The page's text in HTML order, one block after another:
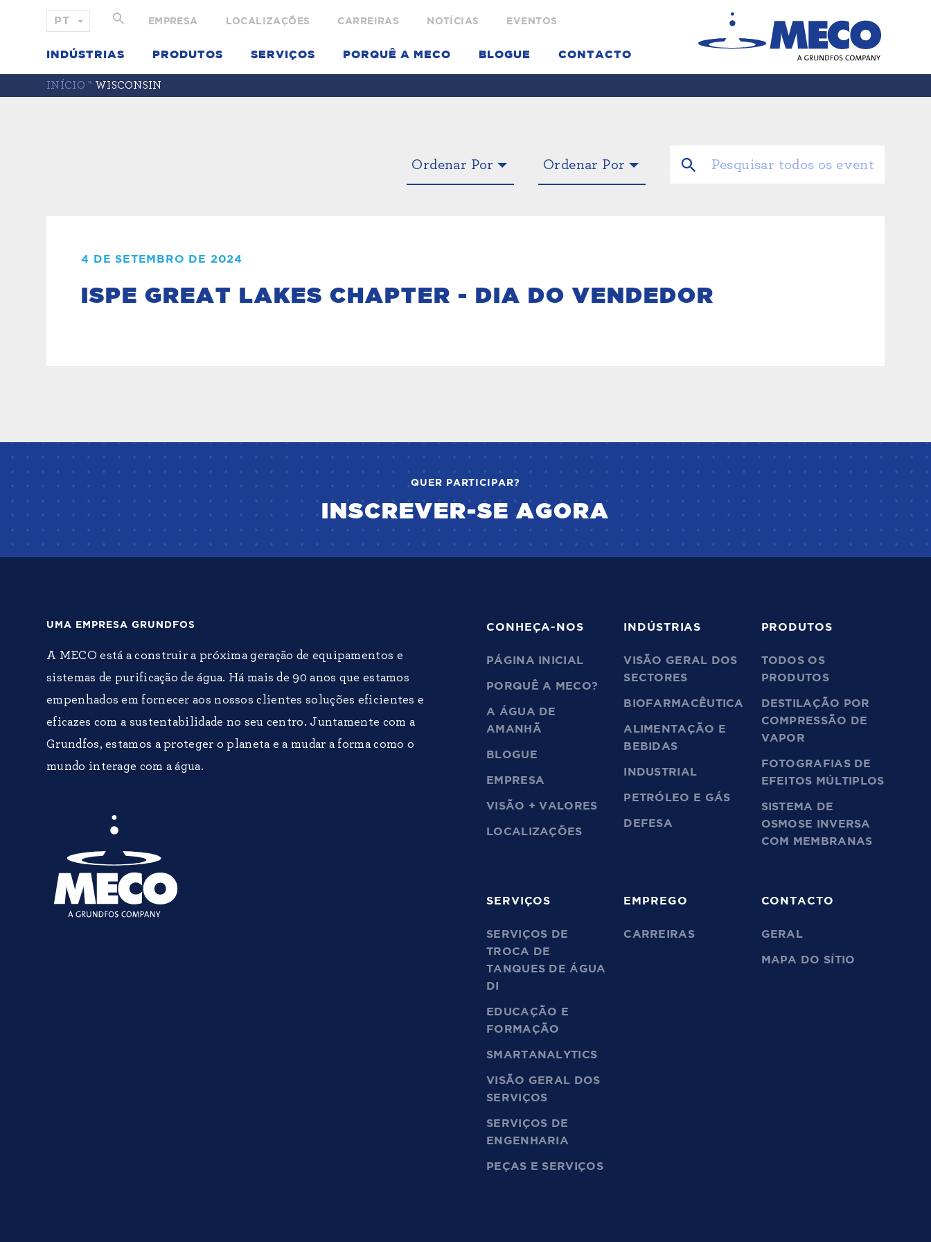
EMPRESA LOCALIZAÇÕES CARREIRAS NOTÍCIAS EVENTOS
INDÚSTRIAS PRODUTOS SERVIÇOS PORQUÊ A MECO BLOGUE CONTACTO
INÍCIO " WISCONSIN
4 DE SETEMBRO DE 2024
ISPE GREAT LAKES CHAPTER - DIA DO VENDEDOR
QUER PARTICIPAR?
INSCREVER-SE AGORA
CONHEÇA-NOS
PÁGINA INICIAL
PORQUÊ A MECO?
A ÁGUA DE
AMANHÃ
BLOGUE
EMPRESA
VISÃO + VALORES
LOCALIZAÇÕES
INDÚSTRIAS
VISÃO GERAL DOS
SECTORES
BIOFARMACÊUTICA
ALIMENTAÇÃO E
BEBIDAS
INDUSTRIAL
PETRÓLEO E GÁS
DEFESA
PRODUTOS
TODOS OS
PRODUTOS
DESTILAÇÃO POR
COMPRESSÃO DE
VAPOR
FOTOGRAFIAS DE
EFEITOS MÚLTIPLOS
SISTEMA DE
OSMOSE INVERSA
COM MEMBRANAS
SERVIÇOS
SERVIÇOS DE
TROCA DE
TANQUES DE ÁGUA
DI
EDUCAÇÃO E
FORMAÇÃO
SMARTANALYTICS
VISÃO GERAL DOS
SERVIÇOS
SERVIÇOS DE
ENGENHARIA
PEÇAS E SERVIÇOS
EMPREGO
CARREIRAS
CONTACTO
GERAL
MAPA DO SÍTIO
UMA EMPRESA GRUNDFOS
A MECO está a construir a próxima geração de equipamentos e
sistemas de purificação de água. Há mais de 90 anos que estamos
empenhados em fornecer aos nossos clientes soluções eficientes e
eficazes com a sustentabilidade no seu centro. Juntamente com a
Grundfos, estamos a proteger o planeta e a mudar a forma como o
mundo interage com a água.